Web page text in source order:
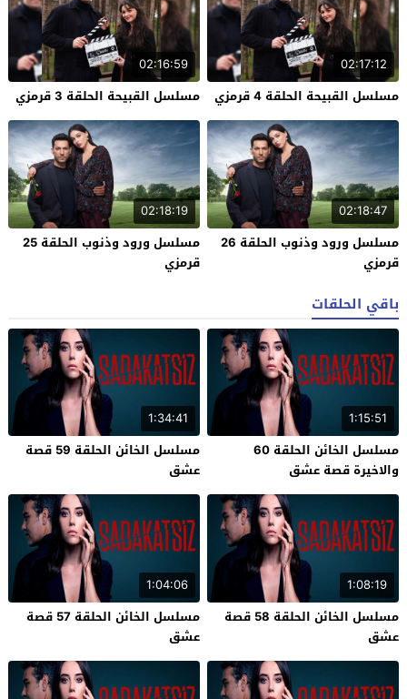
02:17:12
مسلسل القبيحة الحلقة 4 قرمزي
02:16:59
مسلسل القبيحة الحلقة 3 قرمزي
02:18:47
مسلسل ورود وذنوب الحلقة 26
قرمزي
02:18:19
مسلسل ورود وذنوب الحلقة 25
قرمزي
باقي الحلقات
1:15:51
مسلسل الخائن الحلقة 60
والاخيرة قصة عشق
1:34:41
مسلسل الخائن الحلقة 59 قصة
عشق
1:08:19
مسلسل الخائن الحلقة 58 قصة
عشق
1:04:06
مسلسل الخائن الحلقة 57 قصة
عشق